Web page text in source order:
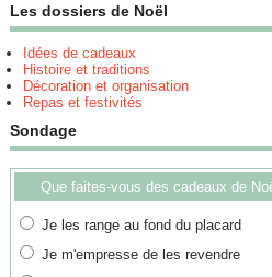
Les dossiers de Noël
Idées de cadeaux
Histoire et traditions
Décoration et organisation
Repas et festivités
Sondage
Que faites-vous des cadeaux de
Je les range au fond du placard
Je m'empresse de les revendre